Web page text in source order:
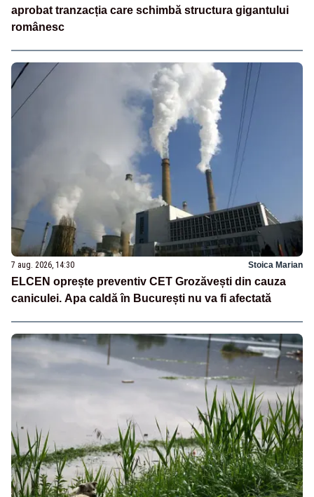
aprobat tranzacția care schimbă structura gigantului
românesc
7 aug. 2026, 14:30 Stoica Marian
ELCEN oprește preventiv CET Grozăvești din cauza
caniculei. Apa caldă în București nu va fi afectată